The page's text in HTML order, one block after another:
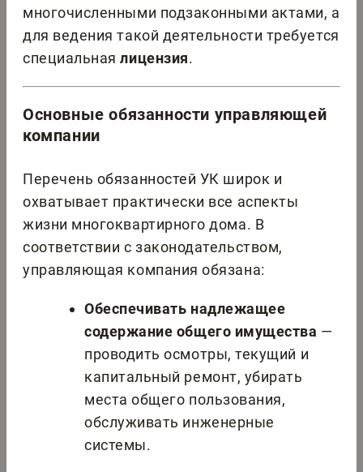
многочисленными подзаконными актами, а
для ведения такой деятельности требуется
специальнаялицензия.
Основные обязанности управляющей
компании
Перечень обязанностей УК широк и
охватывает практически все аспекты
жизни многоквартирного дома. В
соответствии с законодательством,
управляющая компания обязана:
Обеспечивать надлежащее
содержание общего имущества —
проводить осмотры, текущий и
капитальный ремонт, убирать
места общего пользования,
обслуживать инженерные
системы.